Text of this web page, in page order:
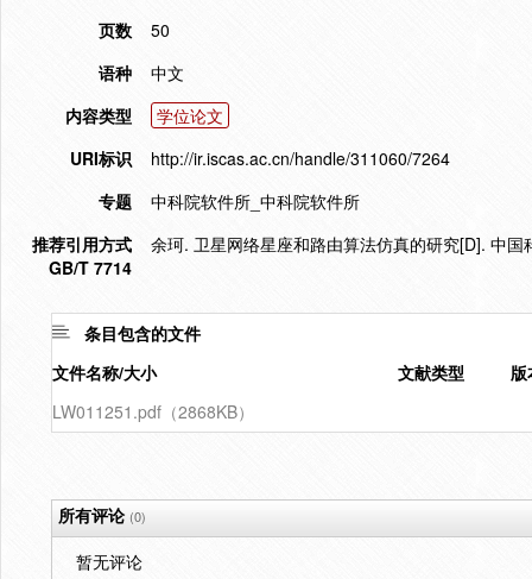
页数
50
语种
中文
内容类型
学位论文
URI标识
http://ir.iscas.ac.cn/handle/311060/7264
专题
中科院软件所_中科院软件所
推荐引用方式
GB/T 7714
余珂. 卫星网络星座和路由算法仿真的研究[D]. 中
条目包含的文件
文件名称/大小
文献类型
版
LW011251.pdf（2868KB）
所有评论(0)
暂无评论